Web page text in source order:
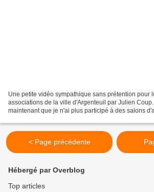
Une petite vidéo sympathique sans prétention pour
associations de la ville d'Argenteuil par Julien
maintenant que je n'ai plus participé à des salons
< Page précédente
Hébergé par Overblog
Top articles